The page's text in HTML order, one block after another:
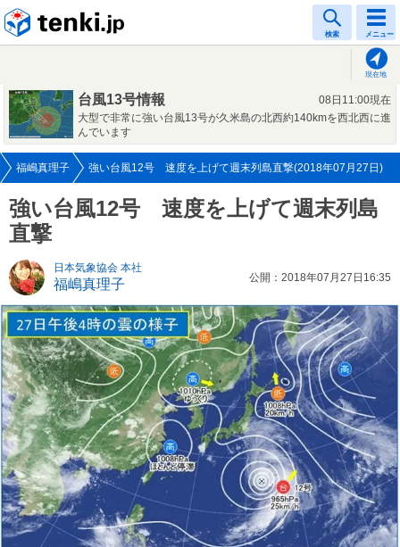
検索 メニュー
現在地
台風13号情報
08日11:00現在
大型で非常に強い台風13号が久米島の北西約140kmを西北西に進
んでいます
福嶋真理子 強い台風12号 速度を上げて週末列島直撃(2018年07月27日)
強い台風12号 速度を上げて週末列島
直撃
日本気象協会 本社
福嶋真理子 公開：2018年07月27日16:35